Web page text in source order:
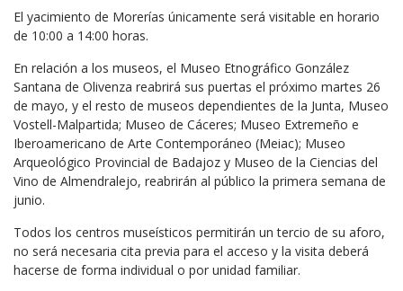
El yacimiento de Morerías únicamente será visitable en horario
de 10:00 a 14:00 horas.
En relación a los museos, el Museo Etnográfico González
Santana de Olivenza reabrirá sus puertas el próximo martes 26
de mayo, y el resto de museos dependientes de la Junta, Museo
Vostell-Malpartida; Museo de Cáceres; Museo Extremeño e
Iberoamericano de Arte Contemporáneo (Meiac); Museo
Arqueológico Provincial de Badajoz y Museo de la Ciencias del
Vino de Almendralejo, reabrirán al público la primera semana de
junio.
Todos los centros museísticos permitirán un tercio de su aforo,
no será necesaria cita previa para el acceso y la visita deberá
hacerse de forma individual o por unidad familiar.